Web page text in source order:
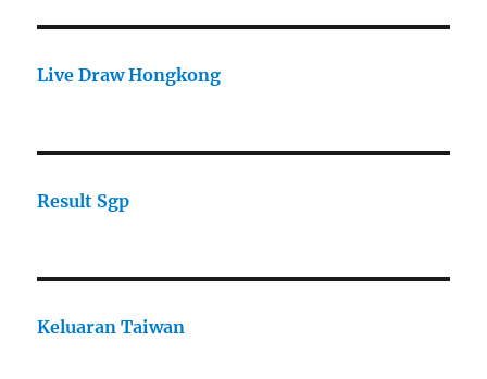
Live Draw Hongkong
Result Sgp
Keluaran Taiwan